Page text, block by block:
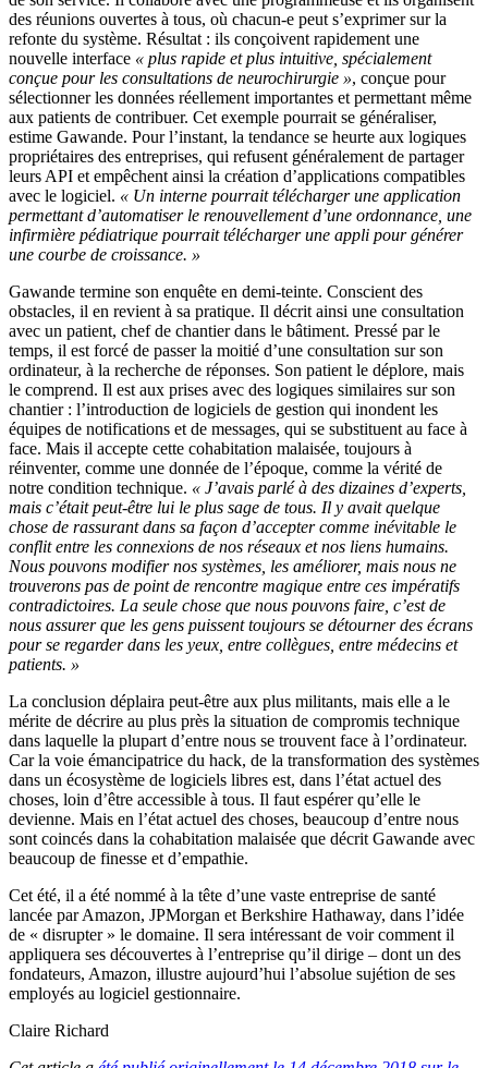
des réunions ouvertes à tous, où chacun-e peut s’exprimer sur la
refonte du système. Résultat : ils conçoivent rapidement une
nouvelle interface « plus rapide et plus intuitive, spécialement
conçue pour les consultations de neurochirurgie », conçue pour
sélectionner les données réellement importantes et permettant même
aux patients de contribuer. Cet exemple pourrait se généraliser,
estime Gawande. Pour l’instant, la tendance se heurte aux logiques
propriétaires des entreprises, qui refusent généralement de partager
leurs API et empêchent ainsi la création d’applications compatibles
avec le logiciel. « Un interne pourrait télécharger une application
permettant d’automatiser le renouvellement d’une ordonnance, une
infirmière pédiatrique pourrait télécharger une appli pour générer
une courbe de croissance. »
Gawande termine son enquête en demi-teinte. Conscient des
obstacles, il en revient à sa pratique. Il décrit ainsi une consultation
avec un patient, chef de chantier dans le bâtiment. Pressé par le
temps, il est forcé de passer la moitié d’une consultation sur son
ordinateur, à la recherche de réponses. Son patient le déplore, mais
le comprend. Il est aux prises avec des logiques similaires sur son
chantier : l’introduction de logiciels de gestion qui inondent les
équipes de notifications et de messages, qui se substituent au face à
face. Mais il accepte cette cohabitation malaisée, toujours à
réinventer, comme une donnée de l’époque, comme la vérité de
notre condition technique. « J’avais parlé à des dizaines d’experts,
mais c’était peut-être lui le plus sage de tous. Il y avait quelque
chose de rassurant dans sa façon d’accepter comme inévitable le
conflit entre les connexions de nos réseaux et nos liens humains.
Nous pouvons modifier nos systèmes, les améliorer, mais nous ne
trouverons pas de point de rencontre magique entre ces impératifs
contradictoires. La seule chose que nous pouvons faire, c’est de
nous assurer que les gens puissent toujours se détourner des écrans
pour se regarder dans les yeux, entre collègues, entre médecins et
patients. »
La conclusion déplaira peut-être aux plus militants, mais elle a le
mérite de décrire au plus près la situation de compromis technique
dans laquelle la plupart d’entre nous se trouvent face à l’ordinateur.
Car la voie émancipatrice du hack, de la transformation des systèmes
dans un écosystème de logiciels libres est, dans l’état actuel des
choses, loin d’être accessible à tous. Il faut espérer qu’elle le
devienne. Mais en l’état actuel des choses, beaucoup d’entre nous
sont coincés dans la cohabitation malaisée que décrit Gawande avec
beaucoup de finesse et d’empathie.
Cet été, il a été nommé à la tête d’une vaste entreprise de santé
lancée par Amazon, JPMorgan et Berkshire Hathaway, dans l’idée
de « disrupter » le domaine. Il sera intéressant de voir comment il
appliquera ses découvertes à l’entreprise qu’il dirige – dont un des
fondateurs, Amazon, illustre aujourd’hui l’absolue sujétion de ses
employés au logiciel gestionnaire.
Claire Richard